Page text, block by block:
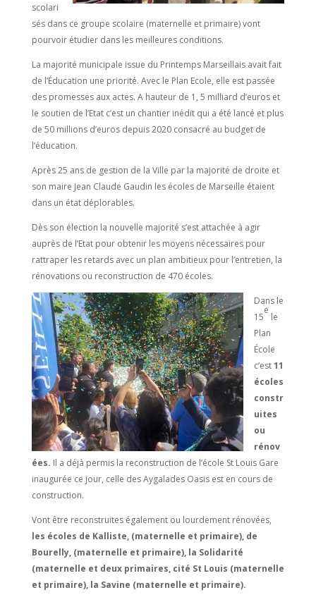
scolari
sés dans ce groupe scolaire (maternelle et primaire) vont
pourvoir étudier dans les meilleures conditions.
La majorité municipale issue du Printemps Marseillais avait fait
de l’Éducation une priorité. Avec le Plan Ecole, elle est passée
des promesses aux actes. A hauteur de 1, 5 milliard d’euros et
le soutien de l’Etat c’est un chantier inédit qui a été lancé et plus
de 50 millions d’euros depuis 2020 consacré au budget de
l’éducation.
Après 25 ans de gestion de la Ville par la majorité de droite et
son maire Jean Claude Gaudin les écoles de Marseille étaient
dans un état déplorables.
Dès son élection la nouvelle majorité s’est attachée à agir
auprès de l’Etat pour obtenir les moyens nécessaires pour
rattraper les retards avec un plan ambitieux pour l’entretien, la
rénovations ou reconstruction de 470 écoles.
Dans le
15
e
le
Plan
École
c’est11
écoles
constr
uites
ou
rénov
ées. Il a déjà permis la reconstruction de l’école St Louis Gare
inaugurée ce jour, celle des Aygalades Oasis est en cours de
construction.
Vont être reconstruites également ou lourdement rénovées,
les écoles de Kalliste, (maternelle et primaire), de
Bourelly, (maternelle et primaire), la Solidarité
(maternelle et deux primaires, cité St Louis (maternelle
et primaire), la Savine (maternelle et primaire).